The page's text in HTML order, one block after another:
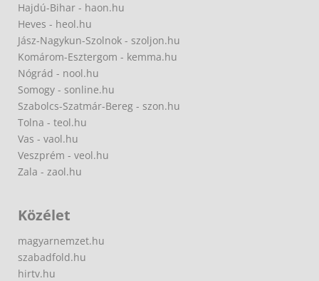
Hajdú-Bihar - haon.hu
Heves - heol.hu
Jász-Nagykun-Szolnok - szoljon.hu
Komárom-Esztergom - kemma.hu
Nógrád - nool.hu
Somogy - sonline.hu
Szabolcs-Szatmár-Bereg - szon.hu
Tolna - teol.hu
Vas - vaol.hu
Veszprém - veol.hu
Zala - zaol.hu
Közélet
magyarnemzet.hu
szabadfold.hu
hirtv.hu